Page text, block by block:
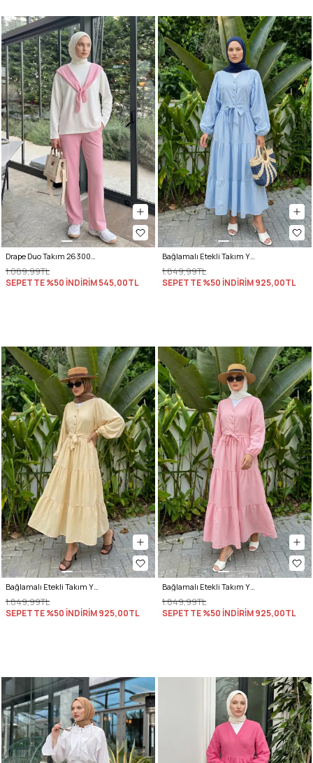
1.089,99TL
SEPETTE %50 İNDİRİM545,00TL
1.849,99TL
SEPETTE %50 İNDİRİM925,00TL
1.849,99TL
SEPETTE %50 İNDİRİM925,00TL
1.849,99TL
SEPETTE %50 İNDİRİM925,00TL